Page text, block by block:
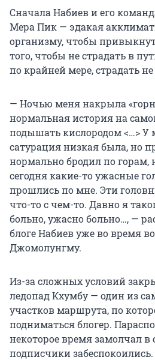
Сначала Набиев и его
Мера Пик — эдакая
организму, чтобы
того, чтобы не страдать в
по крайней мере, страдать
— Ночью меня накрыла
нормальная история на
подышать кислородом <…> У
сатурация низкая была, но
нормально бродил по горам,
сегодня какие-то ужасные
прошлись по мне. Эти
что-то с чем-то. Давно я
больно, ужасно больно…, —
блоге Набиев уже во время
Джомолунгму.
Из-за сложных условий
ледопад Кхумбу — один из
участков маршрута, по
подниматься блогер.
некоторое время замолчал в
подписчики